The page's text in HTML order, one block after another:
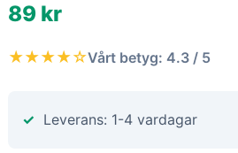
89 kr
★★★★☆Vårt betyg: 4.3 / 5
Leverans: 1-4 vardagar